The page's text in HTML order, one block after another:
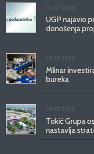
30.07.2026.
UGP najavio
donošenja
29.07.2026.
Mlinar
bureka
29.07.2026.
Tokić Grupa
nastavlja